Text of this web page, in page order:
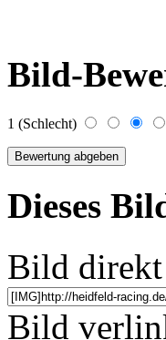
Bild-
1 (Schlecht)
Dieses
Bild
Bild